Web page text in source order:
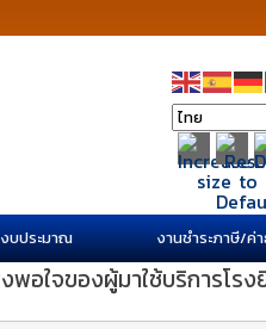
บประมาณ งานชำระภาษี/ค่
พอใจของผู้มาใช้บริการโร